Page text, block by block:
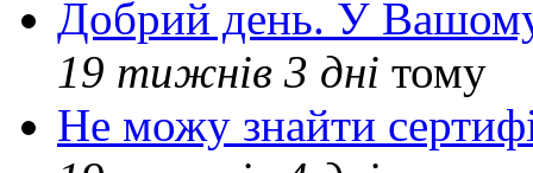
Добрий день. У Вашому
19 тижнів 3 дні тому
Не можу знайти